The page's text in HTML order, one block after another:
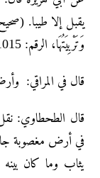
يقبل إلا طيبا.
وَتَرْبِيَتُهَا، الرقم: 1015).
قال في المراقي:
قال الطحطاوي: نقل
في أرض مغصوبة
يثاب وما كان بينه